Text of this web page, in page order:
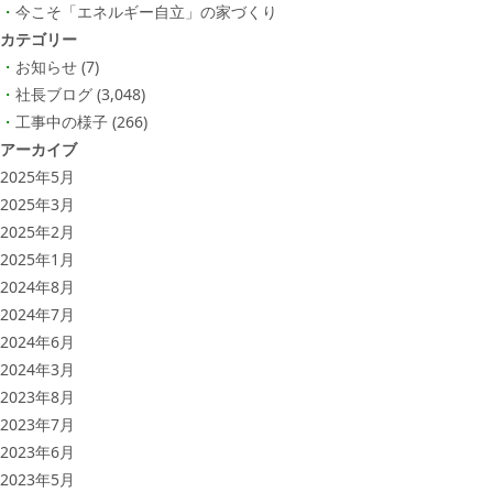
今こそ「エネルギー自立」の家づくり
カテゴリー
お知らせ (7)
社長ブログ (3,048)
工事中の様子 (266)
アーカイブ
2025年5月
2025年3月
2025年2月
2025年1月
2024年8月
2024年7月
2024年6月
2024年3月
2023年8月
2023年7月
2023年6月
2023年5月